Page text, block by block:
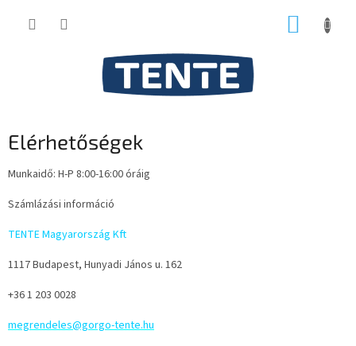
KOSÁR
Elérhetőségek
Munkaidő: H-P 8:00-16:00 óráig
Számlázási információ
TENTE Magyarország Kft
1117 Budapest, Hunyadi János u. 162
+36 1 203 0028
megrendeles@gorgo-tente.hu